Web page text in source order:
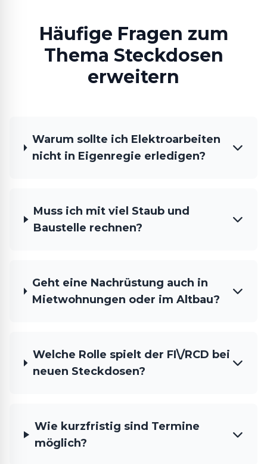
Häufige Fragen zum
Thema Steckdosen
erweitern
Warum sollte ich Elektroarbeiten
nicht in Eigenregie erledigen?
Muss ich mit viel Staub und
Baustelle rechnen?
Geht eine Nachrüstung auch in
Mietwohnungen oder im Altbau?
Welche Rolle spielt der FI\/RCD bei
neuen Steckdosen?
Wie kurzfristig sind Termine
möglich?